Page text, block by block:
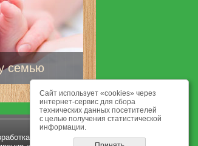
семью
сайта
Сайт использует «cookies» через
интернет-сервис для сбора
технических данных посетителей
с целью получения статистической
информации.